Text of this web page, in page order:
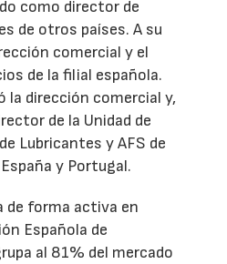
como director de
de otros países. A su
comercial y el
de la filial española.
la dirección comercial y,
de la Unidad de
Lubricantes y AFS de
y Portugal.
de forma activa en
Española de
al 81% del mercado